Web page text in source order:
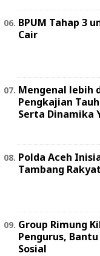
BPUM Tahap 3
Cair
Mengenal lebih
Pengkajian
Serta Dinamika
Polda Aceh
Tambang Rakyat
Group Rimung
Pengurus,
Sosial